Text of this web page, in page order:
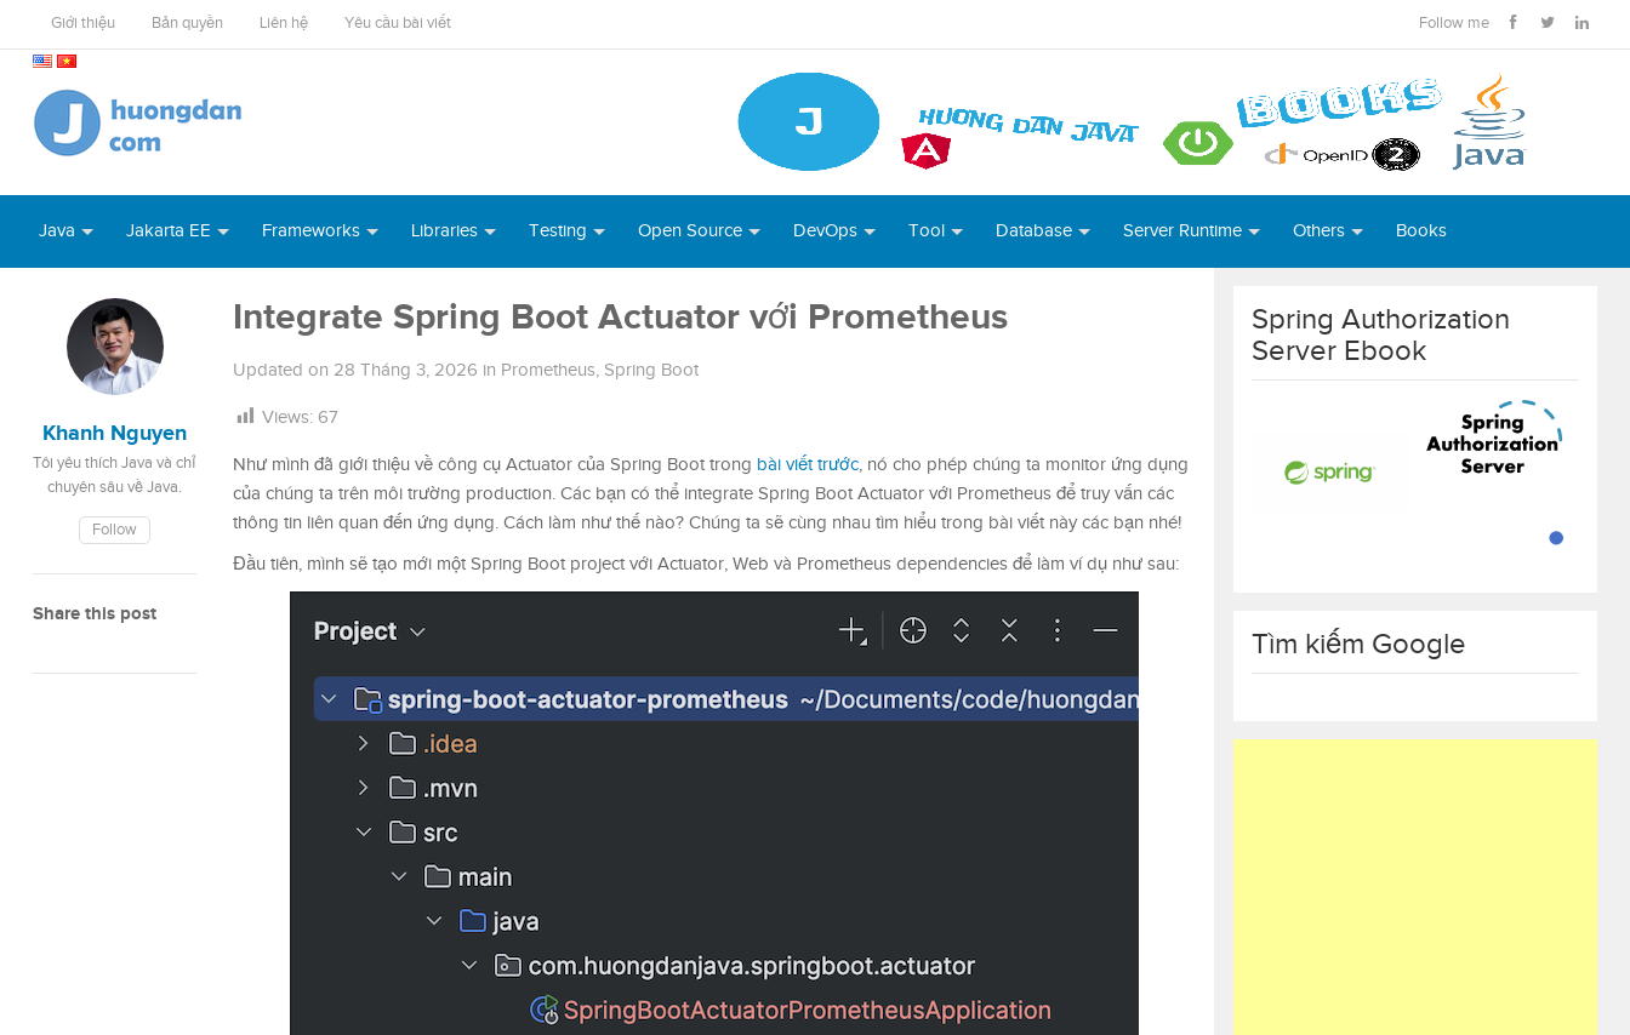
Giới thiệu Bản quyền Liên hệ Yêu cầu bài viết Follow me
Java Jakarta EE Frameworks Libraries Testing Open Source DevOps Tool Database Server Runtime Others Books
Khanh Nguyen
Tôi yêu thích Java và chỉ
chuyên sâu về Java.
Follow
Share this post
Integrate Spring Boot Actuator với Prometheus
Updated on 28 Tháng 3, 2026 in Prometheus, Spring Boot
Views: 67
Như mình đã giới thiệu về công cụ Actuator của Spring Boot trong bài viết trước, nó cho phép chúng ta monitor ứng dụng
của chúng ta trên môi trường production. Các bạn có thể integrate Spring Boot Actuator với Prometheus để truy vấn các
thông tin liên quan đến ứng dụng. Cách làm như thế nào? Chúng ta sẽ cùng nhau tìm hiểu trong bài viết này các bạn nhé!
Đầu tiên, mình sẽ tạo mới một Spring Boot project với Actuator, Web và Prometheus dependencies để làm ví dụ như sau:
Spring Authorization
Server Ebook
Tìm kiếm Google